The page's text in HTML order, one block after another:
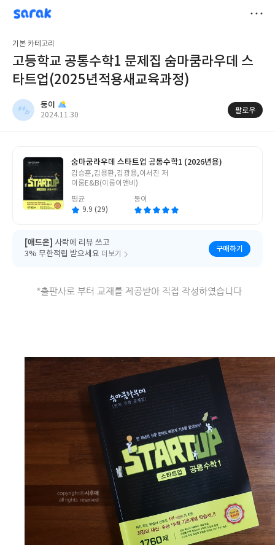
sarak
둥이
기본 카테고리
고등학교 공통수학1 문제집 숨마쿰라우데 스
타트업(2025년적용새교육과정)
둥이
작
2024.11.30
팔로우
숨마쿰라우데 스타트업 공통수학1 (2026년용)
글
쓴
김승훈,김용환,김광용,이서진 저
이룸E&B(이룸이앤비)
평균
9.9 (29)
둥이
[애드온] 사락에 리뷰 쓰고
3% 무한적립 받으세요 더보기
구매하기
*출판사로 부터 교재를 제공받아 직접 작성하였습니다